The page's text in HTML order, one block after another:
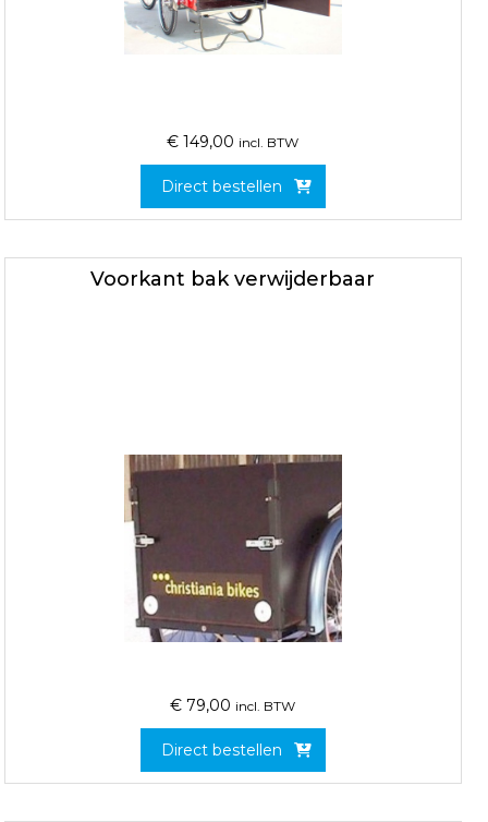
€ 149,00 incl. BTW
Direct bestellen
Voorkant bak verwijderbaar
€ 79,00 incl. BTW
Direct bestellen